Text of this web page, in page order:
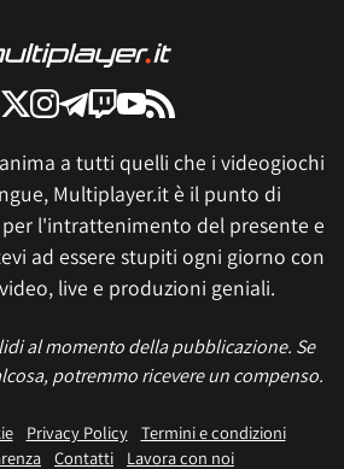
a tutti quelli che i videogiochi
Multiplayer.it è il punto di
l'intrattenimento del presente e
ad essere stupiti ogni giorno con
live e produzioni geniali.
al momento della pubblicazione. Se
potremmo ricevere un compenso.
Privacy Policy
Termini e condizioni
Contatti Lavora con noi